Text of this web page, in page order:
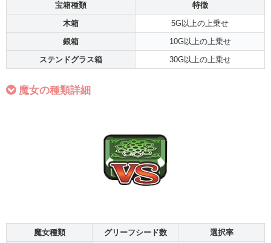
宝箱種類
特徴
木箱
5G以上の上乗せ
銀箱
10G以上の上乗せ
ステンドグラス箱
30G以上の上乗せ
魔女の種類詳細
魔女種類 グリーフシード数
選択率